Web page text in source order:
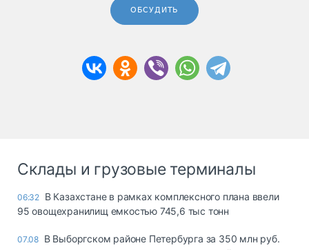
ОБСУДИТЬ
Склады и грузовые терминалы
06:32 В Казахстане в рамках комплексного плана ввели
95 овощехранилищ емкостью 745,6 тыс тонн
07.08 В Выборгском районе Петербурга за 350 млн руб.